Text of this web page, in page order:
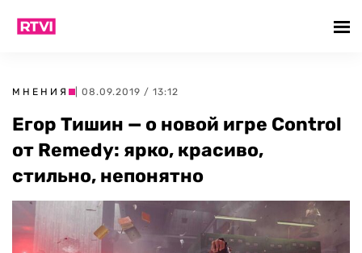
МНЕНИЯ | 08.09.2019 / 13:12
Егор Тишин — о новой игре Control
от Remedy: ярко, красиво,
стильно, непонятно